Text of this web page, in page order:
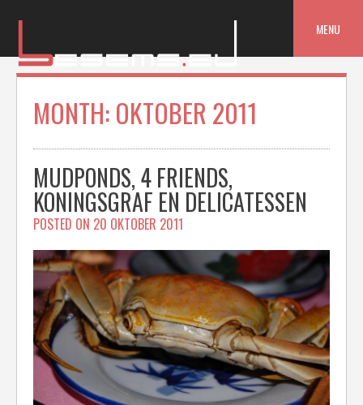
MENU
MONTH:OKTOBER 2011
MUDPONDS, 4 FRIENDS,
KONINGSGRAF EN DELICATESSEN
POSTED ON 20 OKTOBER 2011